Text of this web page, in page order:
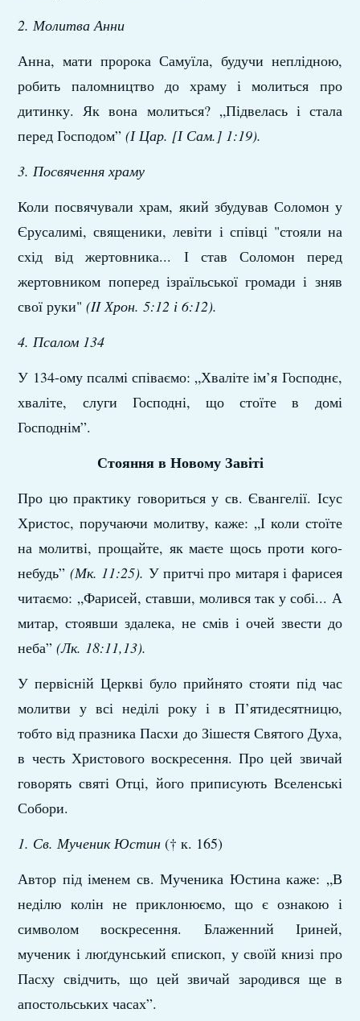
2. Молитва Анни
Анна, мати пророка Самуїла, будучи неплідною,
робить паломництво до храму і молиться про
дитинку. Як вона молиться? „Підвелась і стала
перед Господом”(І Цар. [І Сам.] 1:19).
3. Посвячення храму
Коли посвячували храм, який збудував Соломон у
Єрусалимі, священики, левіти і співці "стояли на
схід від жертовника... І став Соломон перед
жертовником поперед ізраїльської громади і зняв
свої руки"(II Хрон. 5:12 і 6:12).
4. Псалом 134
У 134-ому псалмі співаємо: „Хваліте ім’я Господнє,
хваліте, слуги Господні, що стоїте в домі
Господнім”.
Стояння в Новому Завіті
Про цю практику говориться у св. Євангелії. Ісус
Христос, поручаючи молитву, каже: „І коли стоїте
на молитві, прощайте, як маєте щось проти кого-
небудь” (Мк. 11:25). У притчі про митаря і фарисея
читаємо: „Фарисей, ставши, молився так у собі... А
митар, стоявши здалека, не смів і очей звести до
неба”(Лк. 18:11,13).
У первісній Церкві було прийнято стояти під час
молитви у всі неділі року і в П’ятидесятницю,
тобто від празника Пасхи до Зішестя Святого Духа,
в честь Христового воскресення. Про цей звичай
говорять святі Отці, його приписують Вселенські
Собори.
1. Св. Мученик Юстин(† к. 165)
Автор під іменем св. Мученика Юстина каже: „В
неділю колін не приклонюємо, що є ознакою і
символом воскресення. Блаженний Іриней,
мученик і люґдунський єпископ, у своїй книзі про
Пасху свідчить, що цей звичай зародився ще в
апостольських часах”.